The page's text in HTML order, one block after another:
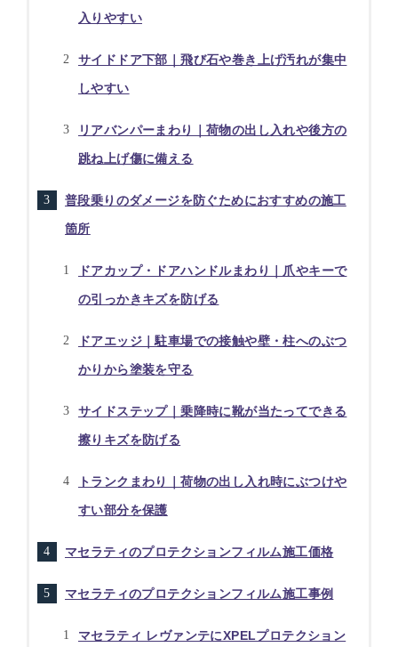
入りやすい
サイドドア下部｜飛び石や巻き上げ汚れが集中
しやすい
リアバンパーまわり｜荷物の出し入れや後方の
跳ね上げ傷に備える
普段乗りのダメージを防ぐためにおすすめの施工
箇所
ドアカップ・ドアハンドルまわり｜爪やキーで
の引っかきキズを防げる
ドアエッジ｜駐車場での接触や壁・柱へのぶつ
かりから塗装を守る
サイドステップ｜乗降時に靴が当たってできる
擦りキズを防げる
トランクまわり｜荷物の出し入れ時にぶつけや
すい部分を保護
マセラティのプロテクションフィルム施工価格
マセラティのプロテクションフィルム施工事例
マセラティ レヴァンテにXPELプロテクション